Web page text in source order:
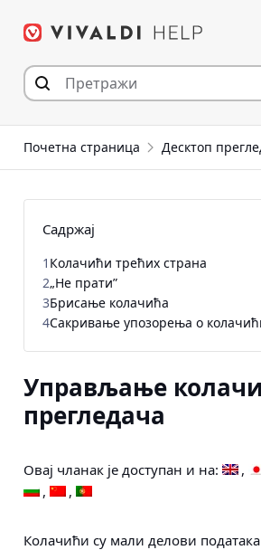
Почетна страница Десктоп
Управљање
прегледача
Овај чланак је доступан и на:
Колачићи су мали делови података
Садржај
1 Колачићи трећих страна
2„Не прати”
3Брисање колачића
4Сакривање упозорења о